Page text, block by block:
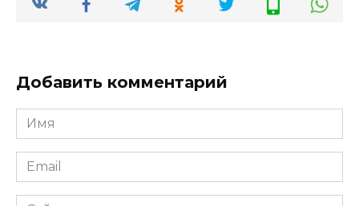
Добавить комментарий
Имя
*
Email
*